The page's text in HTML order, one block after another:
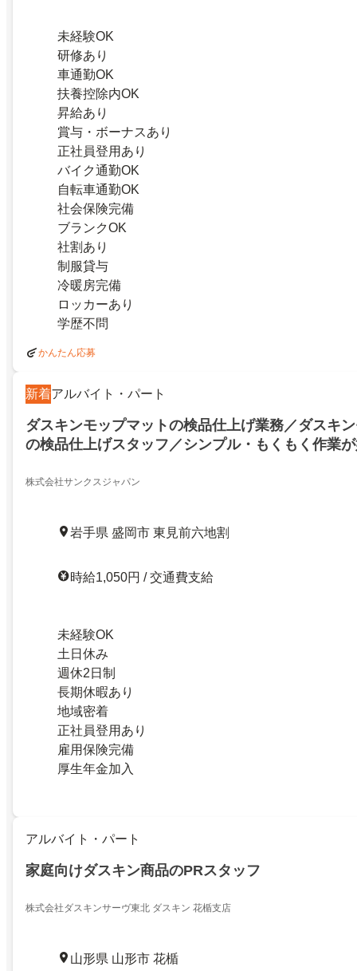
未経験OK
研修あり
車通勤OK
扶養控除内OK
昇給あり
賞与・ボーナスあり
正社員登用あり
バイク通勤OK
自転車通勤OK
社会保険完備
ブランクOK
社割あり
制服貸与
冷暖房完備
ロッカーあり
学歴不問
かんたん応募
新着アルバイト・パート
ダスキンモップマットの検品仕上げ業務／ダスキ
の検品仕上げスタッフ／シンプル・もくもく作業
株式会社サンクスジャパン
岩手県 盛岡市 東見前六地割
時給1,050円 / 交通費支給
未経験OK
土日休み
週休2日制
長期休暇あり
地域密着
正社員登用あり
雇用保険完備
厚生年金加入
アルバイト・パート
家庭向けダスキン商品のPRスタッフ
株式会社ダスキンサーヴ東北 ダスキン 花楯支店
山形県 山形市 花楯